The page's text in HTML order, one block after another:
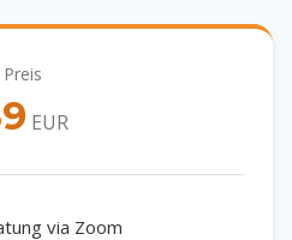
Preis
EUR
via Zoom